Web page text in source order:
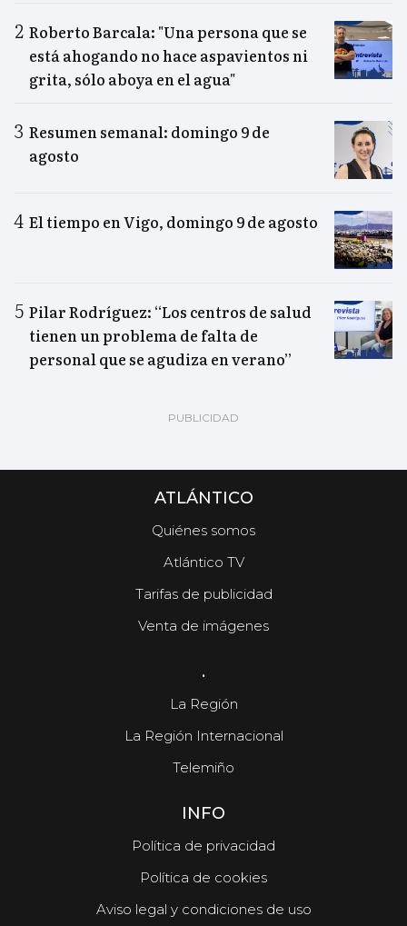
Roberto Barcala: "Una persona que se
está ahogando no hace aspavientos ni
grita, sólo aboya en el agua"
Resumen semanal: domingo 9 de
agosto
El tiempo en Vigo, domingo 9 de agosto
Pilar Rodríguez: “Los centros de salud
tienen un problema de falta de
personal que se agudiza en verano”
ATLÁNTICO
Quiénes somos
Atlántico TV
Tarifas de publicidad
Venta de imágenes
.
La Región
La Región Internacional
Telemiño
INFO
Política de privacidad
Política de cookies
Aviso legal y condiciones de uso